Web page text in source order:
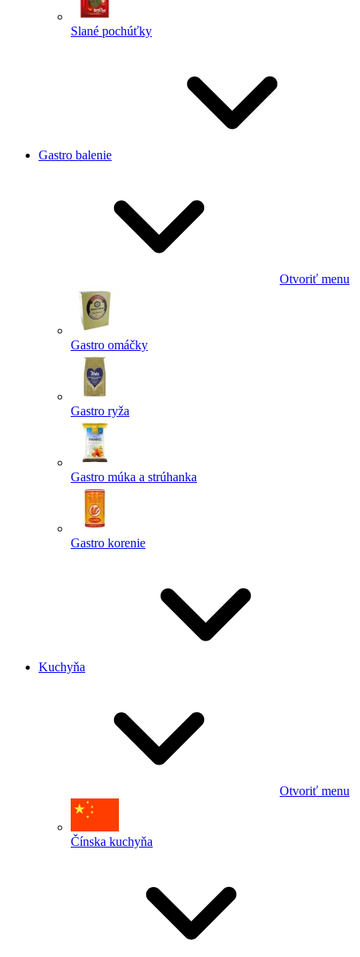
Slané pochúťky
Gastro balenie
Otvoriť menu
Gastro omáčky
Gastro ryža
Gastro múka a strúhanka
Gastro korenie
Kuchyňa
Otvoriť menu
Čínska kuchyňa